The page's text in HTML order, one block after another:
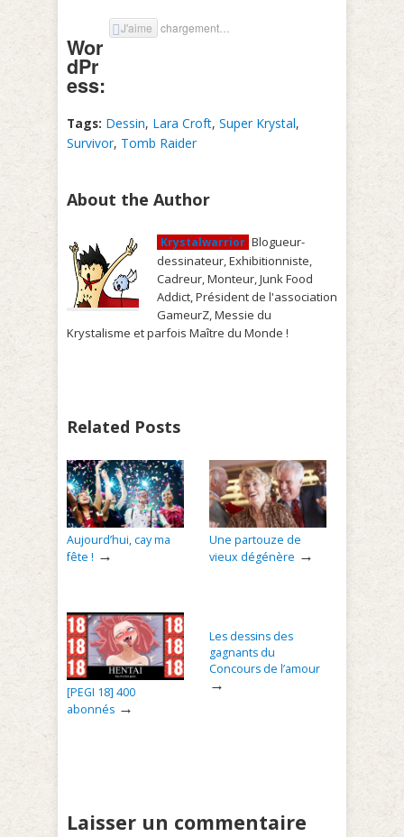
Wor
dPr
ess:
J'aime chargement…
Tags: Dessin, Lara Croft, Super Krystal,
Survivor, Tomb Raider
About the Author
Krystalwarrior Blogueur-
dessinateur, Exhibitionniste,
Cadreur, Monteur, Junk Food
Addict, Président de l'association
GameurZ, Messie du
Krystalisme et parfois Maître du Monde !
Related Posts
Aujourd’hui, cay ma
fête ! →
Une partouze de
vieux dégénère →
[PEGI 18] 400
abonnés →
Les dessins des
gagnants du
Concours de l’amour
→
Laisser un commentaire